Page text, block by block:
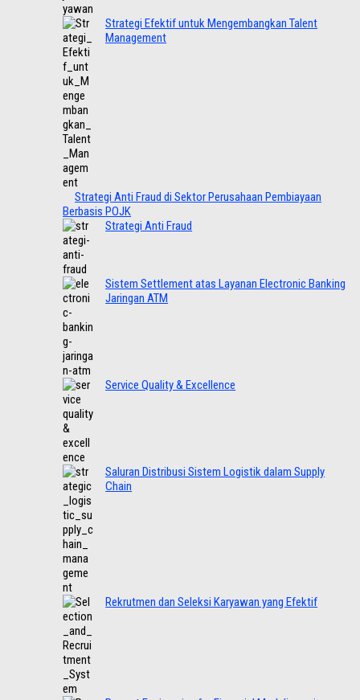
Strategi Efektif untuk Mengembangkan Talent
Management
Strategi Anti Fraud di Sektor Perusahaan Pembiayaan
Berbasis POJK
Strategi Anti Fraud
Sistem Settlement atas Layanan Electronic Banking
Jaringan ATM
Service Quality & Excellence
Saluran Distribusi Sistem Logistik dalam Supply
Chain
Rekrutmen dan Seleksi Karyawan yang Efektif